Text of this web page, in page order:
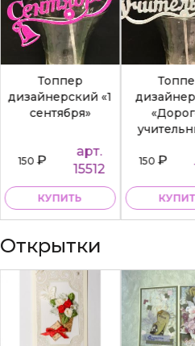
Топпер
дизайнерский «1
сентября»
150₽
арт.
15512
КУПИТЬ
150₽
Открытки